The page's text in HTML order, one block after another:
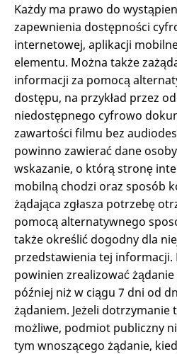
Każdy ma prawo do
zapewnienia dostępności
internetowej, aplikacji
elementu. Można także
informacji za pomocą
dostępu, na przykład przez
niedostępnego cyfrowo
zawartości filmu bez
powinno zawierać dane
wskazanie, o którą stronę
mobilną chodzi oraz sposób
żądająca zgłasza potrzebę
pomocą alternatywnego
także określić dogodny dla
przedstawienia tej
powinien zrealizować żądanie
później niż w ciągu 7 dni od
żądaniem. Jeżeli
możliwe, podmiot publiczny
tym wnoszącego żądanie,